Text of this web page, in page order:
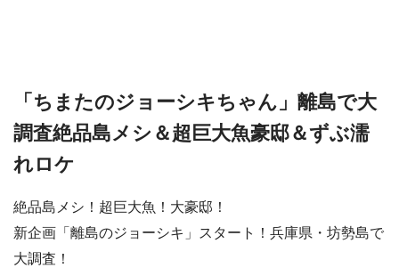
「ちまたのジョーシキちゃん」離島で大
調査絶品島メシ＆超巨大魚豪邸＆ずぶ濡
れロケ
絶品島メシ！超巨大魚！大豪邸！
新企画「離島のジョーシキ」スタート！兵庫県・坊勢島で
大調査！